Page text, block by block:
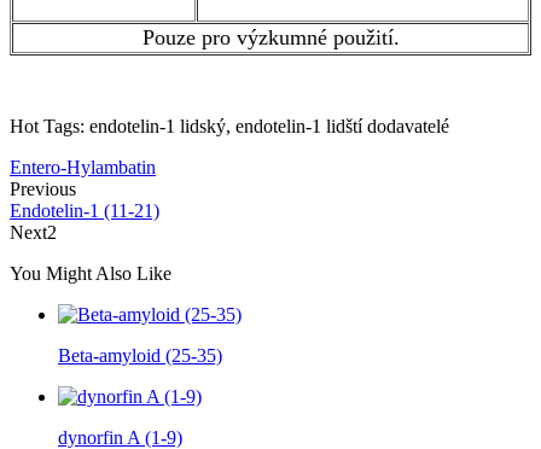
Pouze pro výzkumné použití.
Hot Tags: endotelin-1 lidský, endotelin-1 lidští dodavatelé
Entero-Hylambatin
Previous
Endotelin-1 (11-21)
Next2
You Might Also Like
Beta-amyloid (25-35)
dynorfin A (1-9)